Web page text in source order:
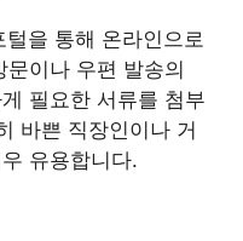
을 통해 온라인으로
이나 우편 발송의
필요한 서류를 첨부
바쁜 직장인이나 거
유용합니다.